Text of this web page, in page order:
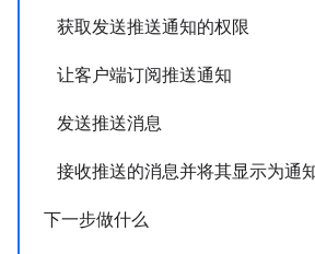
获取发送推送通知的权限
让客户端订阅推送通知
发送推送消息
接收推送的消息并将其显示为通
下一步做什么